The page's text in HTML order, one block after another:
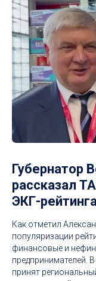
Губернатор
рассказал
ЭКГ-
Как отметил
популяризации
финансовые и
предпринимателей.
принят